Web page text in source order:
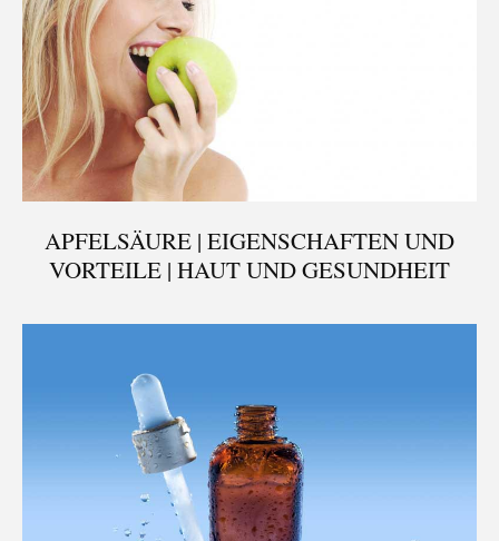
APFELSÄURE | EIGENSCHAFTEN UND
VORTEILE | HAUT UND GESUNDHEIT